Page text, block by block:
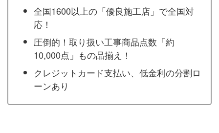
全国1600以上の「優良施工店」で全国対
応！
圧倒的！取り扱い工事商品点数「約
10,000点」もの品揃え！
クレジットカード支払い、低金利の分割ロ
ーンあり